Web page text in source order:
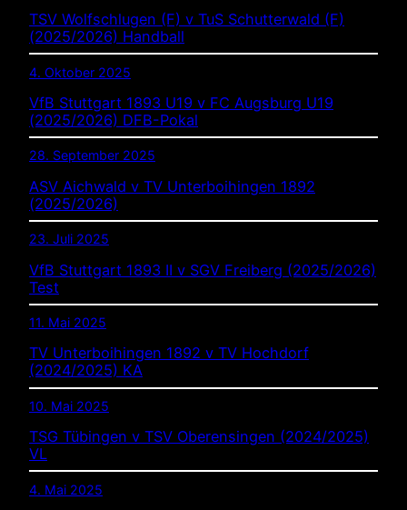
TSV Wolfschlugen (F) v TuS Schutterwald (F)
(2025/2026) Handball
4. Oktober 2025
VfB Stuttgart 1893 U19 v FC Augsburg U19
(2025/2026) DFB-Pokal
28. September 2025
ASV Aichwald v TV Unterboihingen 1892
(2025/2026)
23. Juli 2025
VfB Stuttgart 1893 II v SGV Freiberg (2025/2026)
Test
11. Mai 2025
TV Unterboihingen 1892 v TV Hochdorf
(2024/2025) KA
10. Mai 2025
TSG Tübingen v TSV Oberensingen (2024/2025)
VL
4. Mai 2025